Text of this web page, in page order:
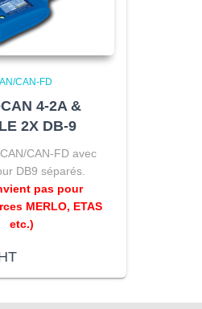
CAN-FD
4-2A &
2X DB-9
CAN-FD avec
DB9 séparés.
pas pour
MERLO, ETAS
etc.)